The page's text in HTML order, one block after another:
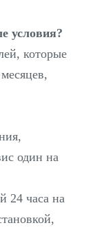
условия?
которые
один на
24 часа на